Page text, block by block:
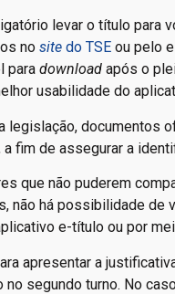
levar o título para
no site do TSE ou pelo
para download após o
usabilidade do
legislação, documentos
fim de assegurar a
que não puderem
não há possibilidade de
e-título ou por
apresentar a
no segundo turno. No